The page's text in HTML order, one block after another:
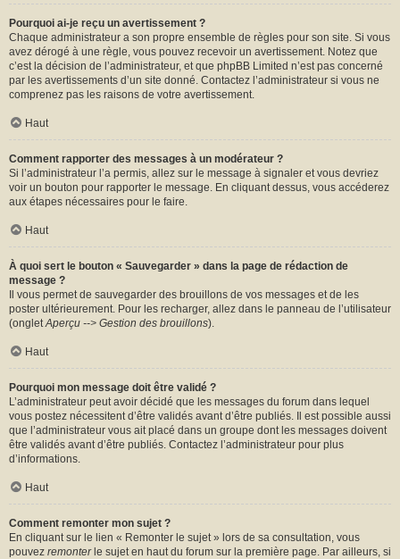
Pourquoi ai-je reçu un avertissement ?
Chaque administrateur a son propre ensemble de règles pour son site. Si vous
avez dérogé à une règle, vous pouvez recevoir un avertissement. Notez que
c’est la décision de l’administrateur, et que phpBB Limited n’est pas concerné
par les avertissements d’un site donné. Contactez l’administrateur si vous ne
comprenez pas les raisons de votre avertissement.
Haut
Comment rapporter des messages à un modérateur ?
Si l’administrateur l’a permis, allez sur le message à signaler et vous devriez
voir un bouton pour rapporter le message. En cliquant dessus, vous accéderez
aux étapes nécessaires pour le faire.
Haut
À quoi sert le bouton « Sauvegarder » dans la page de rédaction de
message ?
Il vous permet de sauvegarder des brouillons de vos messages et de les
poster ultérieurement. Pour les recharger, allez dans le panneau de l’utilisateur
(ongletAperçu --> Gestion des brouillons).
Haut
Pourquoi mon message doit être validé ?
L’administrateur peut avoir décidé que les messages du forum dans lequel
vous postez nécessitent d’être validés avant d’être publiés. Il est possible aussi
que l’administrateur vous ait placé dans un groupe dont les messages doivent
être validés avant d’être publiés. Contactez l’administrateur pour plus
d’informations.
Haut
Comment remonter mon sujet ?
En cliquant sur le lien « Remonter le sujet » lors de sa consultation, vous
pouvez remonterle sujet en haut du forum sur la première page. Par ailleurs, si